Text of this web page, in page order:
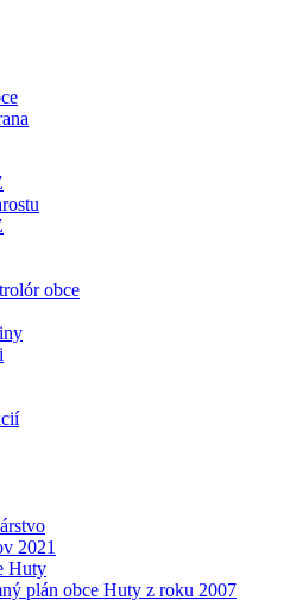
obce
2021
Huty
plán obce Huty z roku 2007